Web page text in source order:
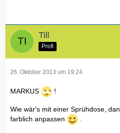
Till
Profi
26. Oktober 2013 um 19:24
MARKUS !
Wie wär's mit einer Sprühdose,
farblich anpassen